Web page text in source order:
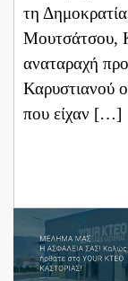
τη
Μουτσάτσου,
αναταραχή
Καρυστιανού
που είχαν […]